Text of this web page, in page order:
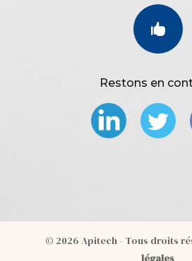

Restons en
© 2026 Apitech - Tous droits